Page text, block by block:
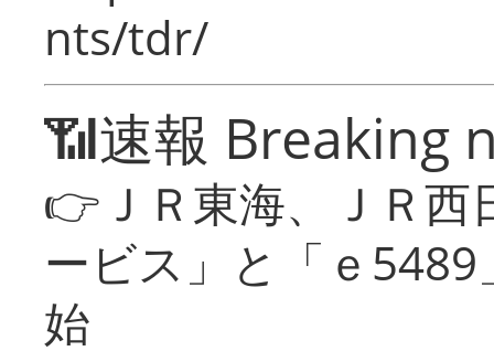
nts/tdr/
📶速報 Breaking
👉ＪＲ東海、ＪＲ
ービス」と「ｅ
始